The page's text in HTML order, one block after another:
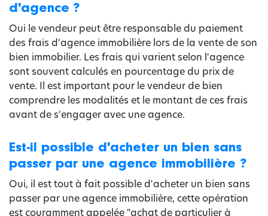
d'agence ?
Oui le vendeur peut être responsable du paiement
des frais d'agence immobilière lors de la vente de son
bien immobilier. Les frais qui varient selon l'agence
sont souvent calculés en pourcentage du prix de
vente. Il est important pour le vendeur de bien
comprendre les modalités et le montant de ces frais
avant de s'engager avec une agence.
Est-il possible d'acheter un bien sans
passer par une agence immobilière ?
Oui, il est tout à fait possible d'acheter un bien sans
passer par une agence immobilière, cette opération
est couramment appelée "achat de particulier à